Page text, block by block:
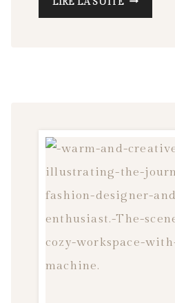
ATELIER
OPTIMISÉ
POUR
LA